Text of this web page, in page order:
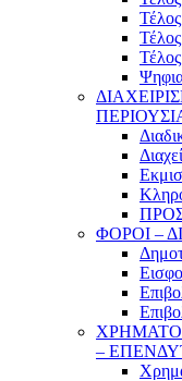
ΦΟΡΟΙ –
–